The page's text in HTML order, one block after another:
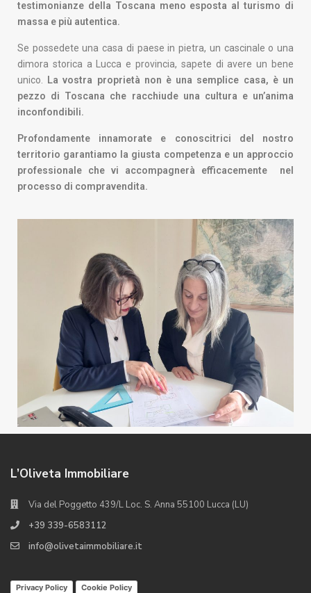
testimonianze della Toscana meno esposta al turismo di
massa e più autentica.
Se possedete una casa di paese in pietra, un cascinale o una
dimora storica a Lucca e provincia, sapete di avere un bene
unico.
La vostra proprietà non è una semplice casa, è un
pezzo di Toscana che racchiude una cultura e un’anima
inconfondibili.
Profondamente innamorate e conoscitrici del nostro
territorio garantiamo la giusta competenza e un approccio
professionale che vi accompagnerà efficacemente nel
processo di compravendita.
L’Oliveta Immobiliare
Via del Poggetto 439/L Loc. S. Anna 55100 Lucca (LU)
+39 339-6583112
info@olivetaimmobiliare.it
Privacy Policy Cookie Policy